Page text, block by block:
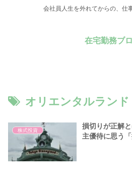
会社員人生を外れてからの、仕
在宅勤務ブ
オリエンタルランド
株式投資
損切りが正解
主優待に思う